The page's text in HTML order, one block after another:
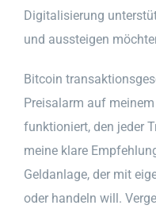
Digitalisierung
und aussteigen
Bitcoin
Preisalarm auf
funktioniert, den jeder
meine klare
Geldanlage, der mit
oder handeln will.